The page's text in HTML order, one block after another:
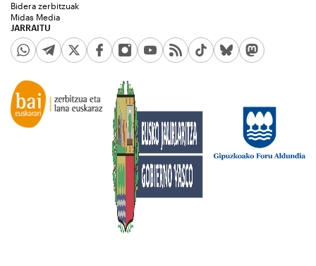
JARRAITU
Bidera zerbitzuak
Midas Media